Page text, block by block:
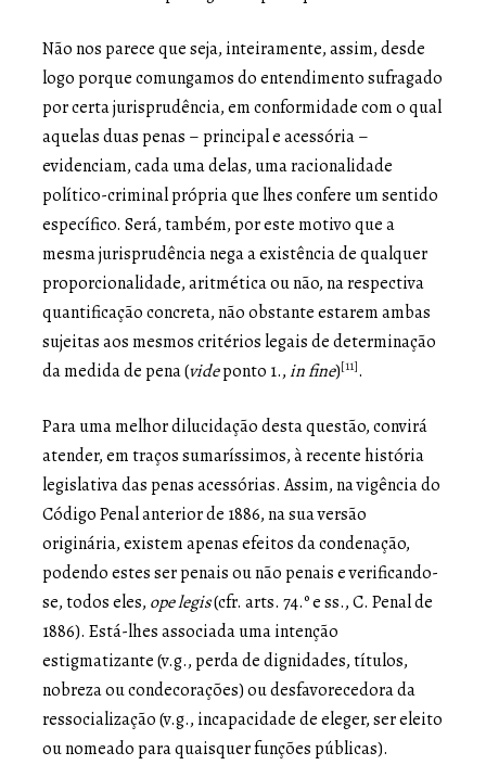
Não nos parece que seja, inteiramente, assim, desde
logo porque comungamos do entendimento sufragado
por certa jurisprudência, em conformidade com o qual
aquelas duas penas – principal e acessória –
evidenciam, cada uma delas, uma racionalidade
político-criminal própria que lhes confere um sentido
específico. Será, também, por este motivo que a
mesma jurisprudência nega a existência de qualquer
proporcionalidade, aritmética ou não, na respectiva
quantificação concreta, não obstante estarem ambas
sujeitas aos mesmos critérios legais de determinação
da medida de pena (videponto 1., in fine)[11].
Para uma melhor dilucidação desta questão, convirá
atender, em traços sumaríssimos, à recente história
legislativa das penas acessórias. Assim, na vigência do
Código Penal anterior de 1886, na sua versão
originária, existem apenas efeitos da condenação,
podendo estes ser penais ou não penais e verificando-
se, todos eles, ope legis(cfr. arts. 74.º e ss., C. Penal de
1886). Está-lhes associada uma intenção
estigmatizante (v.g., perda de dignidades, títulos,
nobreza ou condecorações) ou desfavorecedora da
ressocialização (v.g., incapacidade de eleger, ser eleito
ou nomeado para quaisquer funções públicas).